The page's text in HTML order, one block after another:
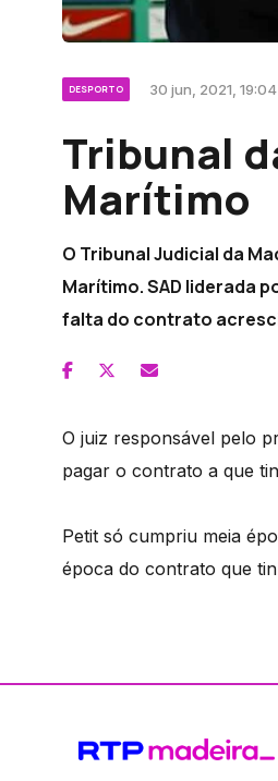
DESPORTO 30 jun, 2021, 19:04
Tribunal
Marítimo
O Tribunal Judicial da
Marítimo. SAD liderada
falta do contrato
O juiz responsável pelo
pagar o contrato a que
Petit só cumpriu meia
época do contrato que